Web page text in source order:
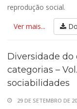
reprodução social.
Ver mais...
Diversidade do
categorias –
sociabilidades
29 DE SETEMBRO DE